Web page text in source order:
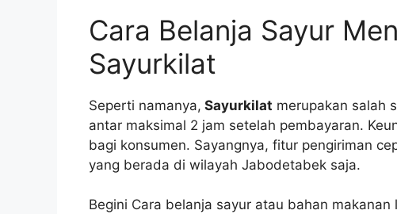
Cara Belanja Sayur
Sayurkilat
Seperti namanya, Sayurkilat merupakan salah
antar maksimal 2 jam setelah pembayaran.
bagi konsumen. Sayangnya, fitur pengiriman
yang berada di wilayah Jabodetabek saja.
Begini Cara belanja sayur atau bahan